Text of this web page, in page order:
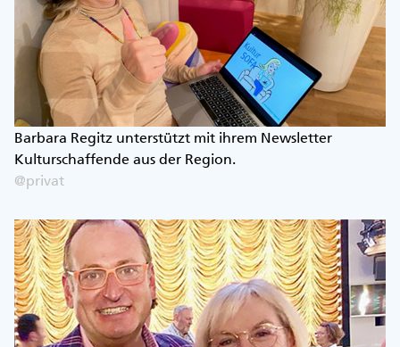
Barbara Regitz unterstützt mit ihrem Newsletter
Kulturschaffende aus der Region.
@privat